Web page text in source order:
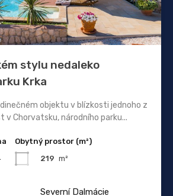
stylu nedaleko
Krka
objektu v blízkosti jednoho z
v Chorvatsku, národního parku...
Obytný prostor (m²)
219 m²
Severní Dalmácie